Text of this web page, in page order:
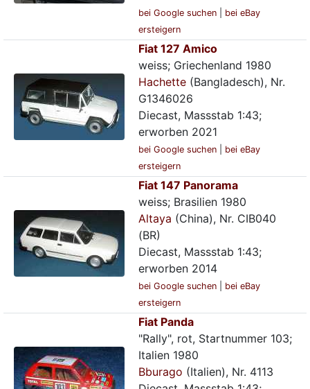
bei Google suchen
bei eBay
ersteigern
Fiat 127 Amico
weiss; Griechenland 1980
Hachette (Bangladesch), Nr.
G1346026
Diecast, Massstab 1:43;
erworben 2021
bei Google suchen
bei eBay
ersteigern
Fiat 147 Panorama
weiss; Brasilien 1980
Altaya (China), Nr. CIB040
(BR)
Diecast, Massstab 1:43;
erworben 2014
bei Google suchen
bei eBay
ersteigern
Fiat Panda
"Rally", rot, Startnummer 103;
Italien 1980
Bburago (Italien), Nr. 4113